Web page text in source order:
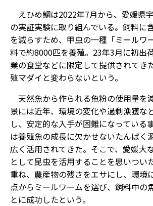
えひめ鯛は2022年7月から、愛媛県
の実証実験に取り組んでいる。飼料に
を減らすため、甲虫の一種「ミールワ
料で約8000匹を養殖。23年3月に初出
業の食堂などに限定して提供されてき
殖マダイと変わらないという。
天然魚から作られる魚粉の使用量を
景には近年、環境の変化や過剰漁獲な
し、安定的な入手が困難になっている
は養殖魚の成長に欠かせないたんぱく
広く活用されてきた。そこで、愛媛大
として昆虫を活用することを思いつい
重ね、農産物の残さをエサにし、環境
点からミールワームを選び、飼料中の
とに成功したという。